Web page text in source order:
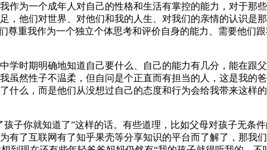
作为一个成年人对自己的性格和生活有掌控的能力，对于那
，他们对世界、对他们和我的人生、对我们的亲情的认识是
尊重我作为一个独立个体思考和评价自身的能力、需要他们
学时期明确地知道自己要什么、自己的能力有几分，能在跟
虽然性子不温柔，但自问是个正直而有担当的人，这是我的
什么，而是他们从没想过自己的态度和行为会给我带来这样
子你就知道了”这样的话。有些道理，比如父母对孩子无条
有了互联网有了知乎果壳等分享知识的平台而了解了，那我